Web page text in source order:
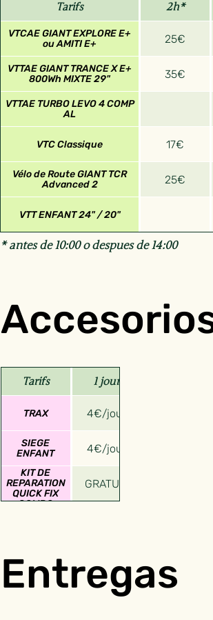
Tarifs 2h*
VTCAE GIANT EXPLORE E+
ou AMITI E+
25€
VTTAE GIANT TRANCE X E+
800Wh MIXTE 29"
35€
VTTAE TURBO LEVO 4 COMP
AL
VTC Classique 17€
Vélo de Route GIANT TCR
Advanced 2
25€
VTT ENFANT 24" / 20"
* antes de 10:00 o despues de 14:00
Tarifs 1 jour
TRAX 4€/jour
SIEGE
ENFANT
4€/jour
KIT DE
REPARATION
QUICK FIX
COMBO
GRATUIT
Entregas